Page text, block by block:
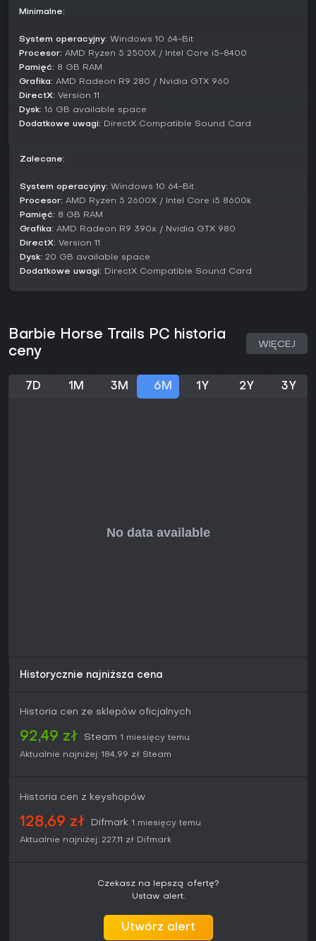
wędrowaniem.
Dla młodszych graczy i miłośników lekkich, beztroskich
przygód Barbie Horse Trails to świetny wybór. Recenzje
chwalą dostępność i urok, podkreślając, jak kolorowy świat
ją bezpieczną, zabawną opcją bez trudnych wyzwań.
powtarzalność po dłuższym czasie. Jeśli wolisz spokojną
rozrywkę. Idealna dla fanów gier o koniach szukających
czegoś kolorowego i bez presji.
Aktualny stan i aktualizacje
Na początku 2026 roku Barbie Horse Trails jest w stanie
premierowym, bez zapowiedzianych dużych patchy czy
sezonów. Na PC działa płynnie, bez powszechnych
Minimalne:
System operacyjny: Windows 10 64-Bit
Procesor: AMD Ryzen 5 2500X / Intel Core i5-8400
Pamięć: 8 GB RAM
Grafika: AMD Radeon R9 280 / Nvidia GTX 960
DirectX: Version 11
Dysk: 16 GB available space
Dodatkowe uwagi: DirectX Compatible Sound Card
Zalecane:
System operacyjny: Windows 10 64-Bit
Procesor: AMD Ryzen 5 2600X / Intel Core i5 8600k
Pamięć: 8 GB RAM
Grafika: AMD Radeon R9 390x / Nvidia GTX 980
DirectX: Version 11
Dysk: 20 GB available space
Dodatkowe uwagi: DirectX Compatible Sound Card
Barbie Horse Trails PC historia
ceny
WIĘCEJ
7D 1M 3M 6M 1Y 2Y 3Y
Historycznie najniższa cena
Historia cen ze sklepów oficjalnych
92,49 zł Steam 1 miesięcy temu
Aktualnie najniżej: 184,99 zł Steam
Historia cen z keyshopów
128,69 zł Difmark 1 miesięcy temu
Aktualnie najniżej: 227,11 zł Difmark
Czekasz na lepszą ofertę?
Ustaw alert.
Utwórz alert